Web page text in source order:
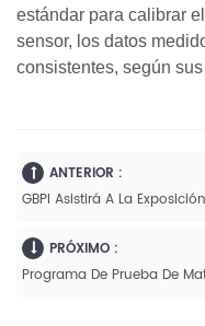
estándar para calibrar
sensor, los datos
consistentes, según
ANTERIOR :
GBPI Asistirá A La
PRÓXIMO :